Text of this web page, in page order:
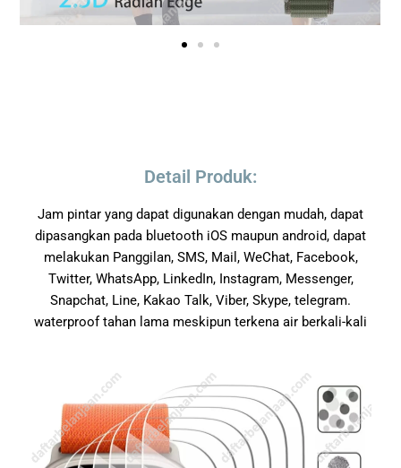
Detail Produk:
Jam pintar yang dapat digunakan dengan mudah, dapat
dipasangkan pada bluetooth iOS maupun android, dapat
melakukan Panggilan, SMS, Mail, WeChat, Facebook,
Twitter, WhatsApp, LinkedIn, Instagram, Messenger,
Snapchat, Line, Kakao Talk, Viber, Skype, telegram.
waterproof tahan lama meskipun terkena air berkali-kali